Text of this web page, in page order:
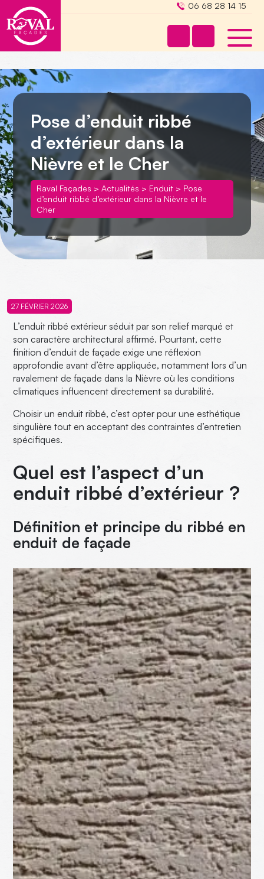
06 68 28 14 15
Pose d’enduit ribbé
d’extérieur dans la
Nièvre et le Cher
Raval Façades >Actualités > Enduit > Pose
d’enduit ribbé d’extérieur dans la Nièvre et le
Cher
27 FÉVRIER 2026
L’enduit ribbé extérieur séduit par son relief marqué et
son caractère architectural affirmé. Pourtant, cette
finition d’enduit de façade exige une réflexion
approfondie avant d’être appliquée, notamment lors d’un
ravalement de façade dans la Nièvre où les conditions
climatiques influencent directement sa durabilité.
Choisir un enduit ribbé, c’est opter pour une esthétique
singulière tout en acceptant des contraintes d’entretien
spécifiques.
Quel est l’aspect d’un
enduit ribbé d’extérieur ?
Définition et principe du ribbé en
enduit de façade